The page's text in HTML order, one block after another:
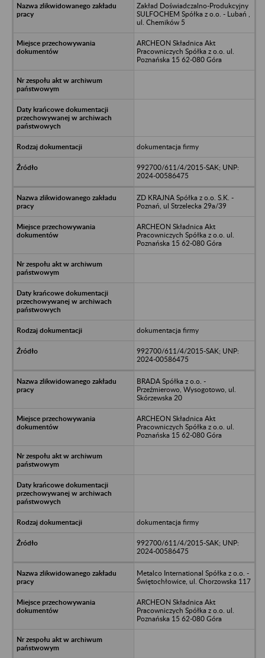
Zakład Doświadczalno-Produkcyjny
SULFOCHEM Spółka z o.o. - Lubań ,
ul. Chemików 5
ARCHEON Składnica Akt
Pracowniczych Spółka z o.o. ul.
Poznańska 15 62-080 Góra
dokumentacja firmy
992700/611/4/2015-SAK; UNP:
2024-00586475
ZD KRAJNA Spółka z o.o. S.K. -
Poznań, ul Strzelecka 29a/39
ARCHEON Składnica Akt
Pracowniczych Spółka z o.o. ul.
Poznańska 15 62-080 Góra
dokumentacja firmy
992700/611/4/2015-SAK; UNP:
2024-00586475
BRADA Spółka z o.o. -
Przeźmierowo, Wysogotowo, ul.
Skórzewska 20
ARCHEON Składnica Akt
Pracowniczych Spółka z o.o. ul.
Poznańska 15 62-080 Góra
dokumentacja firmy
992700/611/4/2015-SAK; UNP:
2024-00586475
Metalco International Spółka z o.o. -
Świętochłowice, ul. Chorzowska 117
ARCHEON Składnica Akt
Pracowniczych Spółka z o.o. ul.
Poznańska 15 62-080 Góra